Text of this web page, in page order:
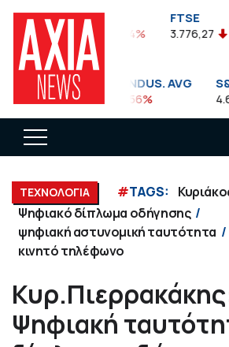
FTSEA
899,47 -0,04%
FTSE
3.776,27 -
DOW JONES INDUS. AVG
35.911,81 -0,56%
ΤΕΧΝΟΛΟΓΙΑ #TAGS:
Ψηφιακό δίπλωμα οδήγησης
ψηφιακή αστυνομική ταυτότητα
κινητό τηλέφωνο
Ψηφιακή